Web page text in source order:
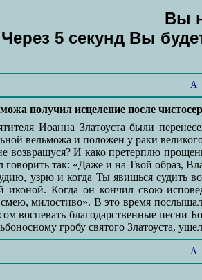
Вы
Через 5 секунд Вы
А
получил исцеление после
Иоанна Златоуста были
вельможа и положен у раки
возвращуся? И како претерплю
говорить так: «Даже и на Твой образ,
узрю и когда Ты явишься судить
иконой. Когда он кончил свою
милостиво». В это время
воспевать благодарственные
гробу святого Златоуста,
А